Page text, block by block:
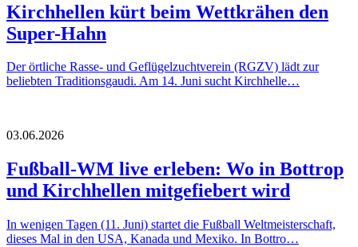
Kirchhellen kürt beim Wettkrähen den
Super-Hahn
Der örtliche Rasse- und Geflügelzuchtverein (RGZV) lädt zur
beliebten Traditionsgaudi. Am 14. Juni sucht Kirchhelle…
03.06.2026
Fußball-WM live erleben: Wo in Bottrop
und Kirchhellen mitgefiebert wird
In wenigen Tagen (11. Juni) startet die Fußball Weltmeisterschaft,
dieses Mal in den USA, Kanada und Mexiko. In Bottro…